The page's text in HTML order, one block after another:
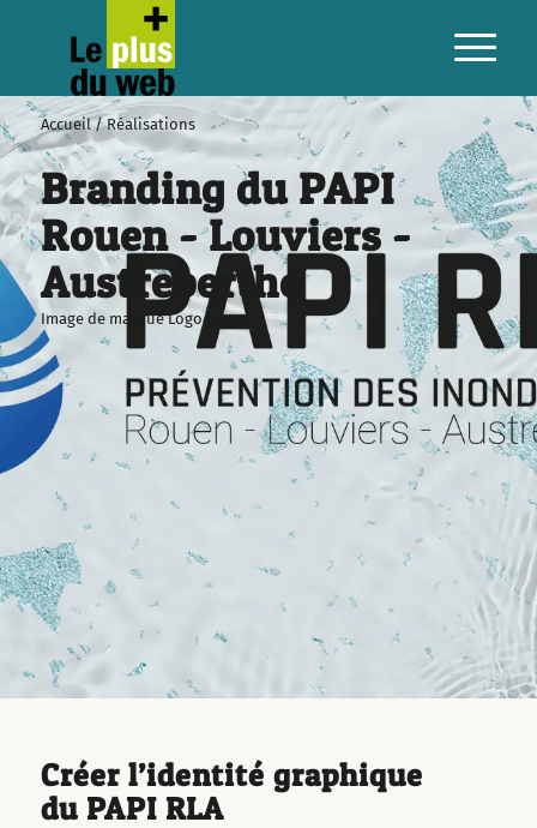
Logo / Image de marque
Accueil/Réalisations
Branding du PAPI
Rouen - Louviers -
Austreberthe
Image de marque Logo Rouen
Créer l’identité graphique
du PAPI RLA